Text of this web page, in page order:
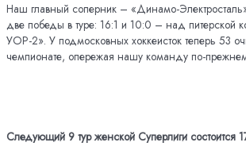
Наш главный соперник – «Динамо-
две победы в туре: 16:1 и 10:0 – над питерской
УОР-2». У подмосковных хоккеисток теперь 53
чемпионате, опережая нашу команду по-
Следующий 9 тур женской Суперлиги состоится